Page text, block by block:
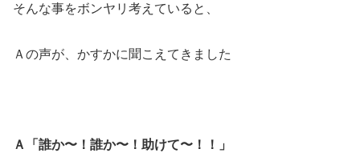
そんな事をボンヤリ考えていると、
Ａの声が、かすかに聞こえてきました
Ａ「誰か〜！誰か〜！助けて〜！！」